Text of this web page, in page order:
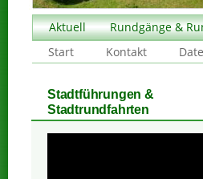
Aktuell Rundgänge &
Start
Kontakt
Stadtführungen &
Stadtrundfahrten